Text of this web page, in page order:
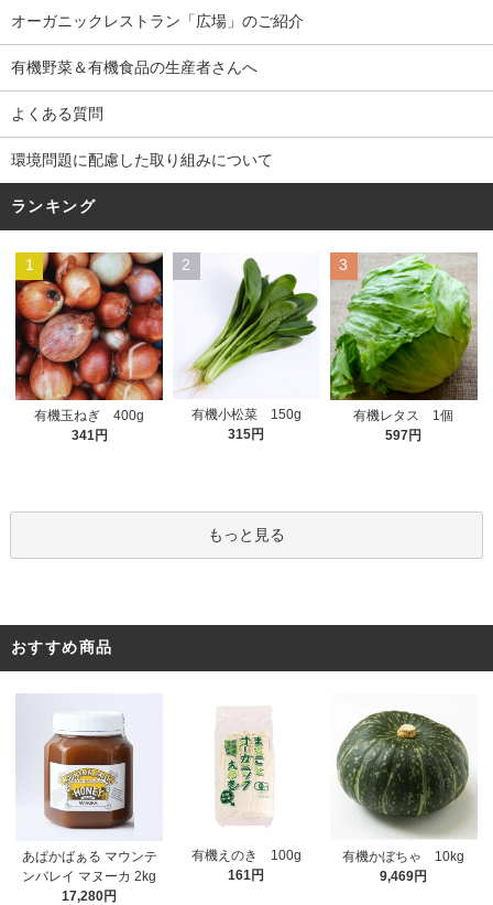
オーガニックレストラン「広場」のご紹介
有機野菜＆有機食品の生産者さんへ
よくある質問
環境問題に配慮した取り組みについて
ランキング
1
有機玉ねぎ 400g
341円
2
有機小松菜 150g
315円
3
有機レタス 1個
597円
もっと見る
おすすめ商品
あぱかばぁる マウンテ
ンバレイ マヌーカ 2kg
17,280円
有機えのき 100g
161円
有機かぼちゃ 10kg
9,469円